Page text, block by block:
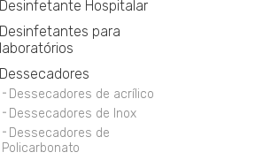
Desinfetante Hospitalar
Desinfetantes para
laboratórios
Dessecadores
Dessecadores de acrílico
Dessecadores de Inox
Dessecadores de
Policarbonato